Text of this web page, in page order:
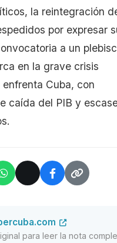
la reintegración
por expresar
a un
en la grave crisis
Cuba, con
caída del PIB y
para leer la nota